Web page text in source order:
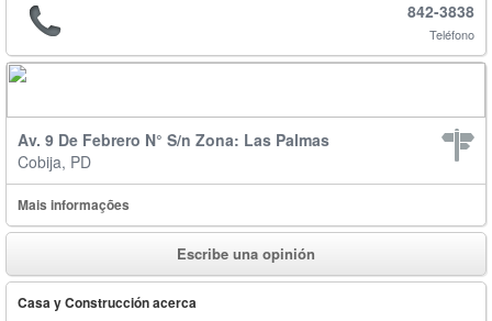
842-3838
Teléfono
Av. 9 De Febrero N° S/n Zona: Las Palmas
Cobija, PD
Mais informações
Escribe una opinión
Casa y Construcción acerca